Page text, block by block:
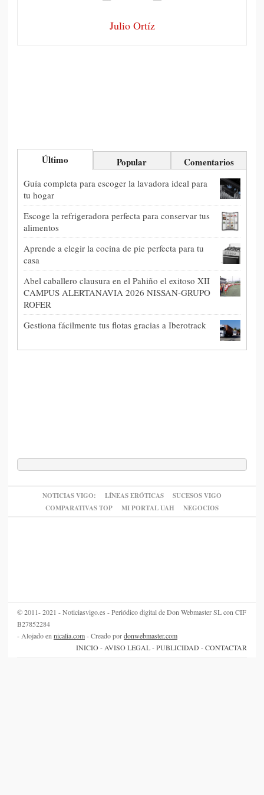
Julio Ortíz
Último Popular Comentarios
Guía completa para escoger la lavadora ideal para
tu hogar
Escoge la refrigeradora perfecta para conservar tus
alimentos
Aprende a elegir la cocina de pie perfecta para tu
casa
Abel caballero clausura en el Pahiño el exitoso XII
CAMPUS ALERTANAVIA 2026 NISSAN-GRUPO
ROFER
Gestiona fácilmente tus flotas gracias a Iberotrack
NOTICIAS VIGO: LÍNEAS ERÓTICAS
SUCESOS VIGO
COMPARATIVAS TOP
MI PORTAL UAH NEGOCIOS
© 2011- 2021 - Noticiasvigo.es - Periódico digital de Don Webmaster SL con CIF
B27852284
- Alojado en nicalia.com- Creado pordonwebmaster.com
INICIO- AVISO LEGAL-PUBLICIDAD -CONTACTAR